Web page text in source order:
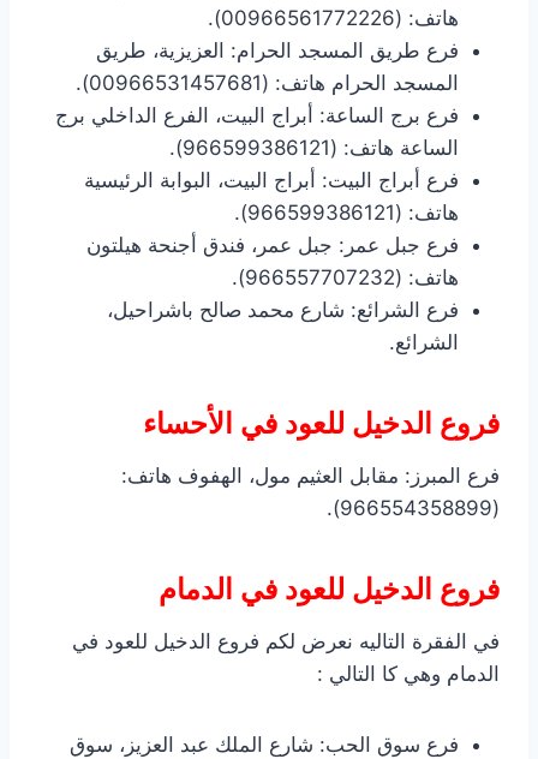
هاتف: (00966561772226).
فرع طريق المسجد الحرام: العزيزية، طريق
المسجد الحرام هاتف: (00966531457681).
فرع برج الساعة: أبراج البيت، الفرع الداخلي برج
الساعة هاتف: (966599386121).
فرع أبراج البيت: أبراج البيت، البوابة الرئيسية
هاتف: (966599386121).
فرع جبل عمر: جبل عمر، فندق أجنحة هيلتون
هاتف: (966557707232).
فرع الشرائع: شارع محمد صالح باشراحيل،
الشرائع.
فروع الدخيل للعود في الأحساء
فرع المبرز: مقابل العثيم مول، الهفوف هاتف:
(966554358899).
فروع الدخيل للعود في الدمام
في الفقرة التاليه نعرض لكم فروع الدخيل للعود في
الدمام وهي كا التالي :
فرع سوق الحب: شارع الملك عبد العزيز، سوق